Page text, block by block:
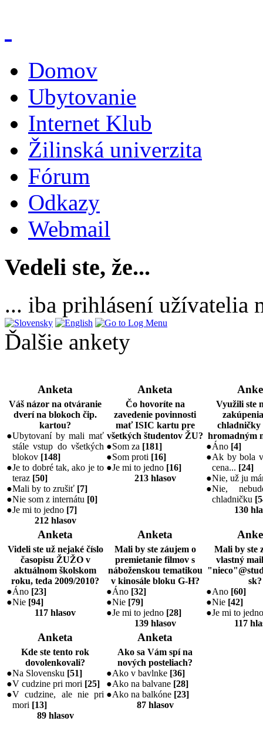
Domov
Ubytovanie
Internet Klub
Žilinská univerzita
Fórum
Odkazy
Webmail
Vedeli ste, že...
... iba prihlásení užívatelia
Ďalšie ankety
Anketa
Váš názor na otváranie
dverí na blokoch čip.
kartou?
●Ubytovaní by mali mať
stále vstup do všetkých
blokov [148]
●Je to dobré tak, ako je to
teraz [50]
●Mali by to zrušiť [7]
●Nie som z internátu [0]
●Je mi to jedno [7]
212 hlasov
Anketa
Čo hovoríte na
zavedenie povinnosti
mať ISIC kartu pre
všetkých študentov ŽU?
●Som za [181]
●Som proti [16]
●Je mi to jedno [16]
213 hlasov
Využili ste
chladničky
hromadným
●Áno [4]
●Ak by bola
cena... [24]
●Nie, už ju
●Nie,
chladničku [
130
Anketa
Videli ste už nejaké číslo
časopisu ŽUŽO v
aktuálnom školskom
roku, teda 2009/2010?
●Áno [23]
●Nie [94]
117 hlasov
Anketa
Mali by ste záujem o
premietanie filmov s
náboženskou tematikou
v kinosále bloku G-H?
●Áno [32]
●Nie [79]
●Je mi to jedno [28]
139 hlasov
Mali by ste
vlastný
sk?
●Ano [60]
●Nie [42]
●Je mi to
117
Anketa
Kde ste tento rok
dovolenkovali?
●Na Slovensku [51]
●V cudzine pri mori [25]
●V cudzine, ale nie pri
mori [13]
89 hlasov
Anketa
Ako sa Vám spí na
nových posteliach?
●Ako v bavlnke [36]
●Ako na balvane [28]
●Ako na balkóne [23]
87 hlasov